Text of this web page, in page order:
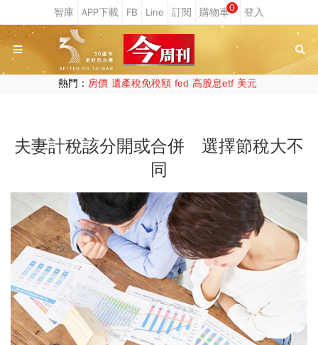
0
熱門： 房價 遺產稅免稅額 fed 高股息etf 美元
夫妻計稅該分開或合併 選擇節稅大不
同